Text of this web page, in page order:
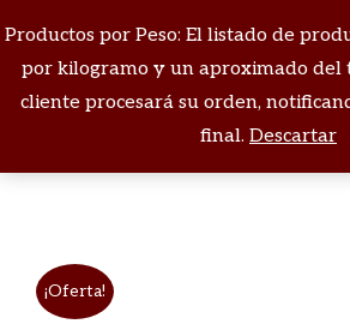
Productos por Peso: El listado de
por kilogramo y un aproximado del
cliente procesará su orden,
final. Descartar
Estás aquí:
¡Oferta!